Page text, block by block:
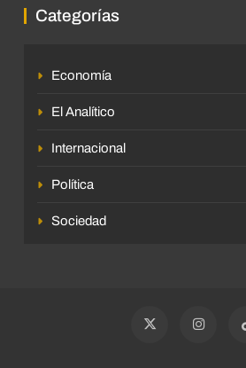
Categorías
Economía
El Analítico
Internacional
Política
Sociedad